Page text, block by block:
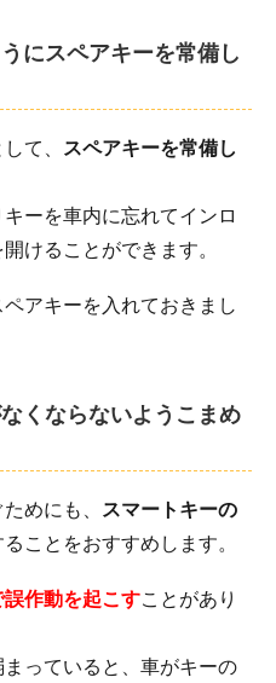
にスペアキーを常備し
て、
スペアキーを常備し
ーを車内に忘れてインロ
けることができます。
アキーを入れておきまし
くならないようこまめ
めにも、
スマートキーの
ることをおすすめします。
作動を起こすことがあり
っていると、車がキーの